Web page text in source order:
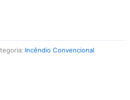
Incêndio Convencional